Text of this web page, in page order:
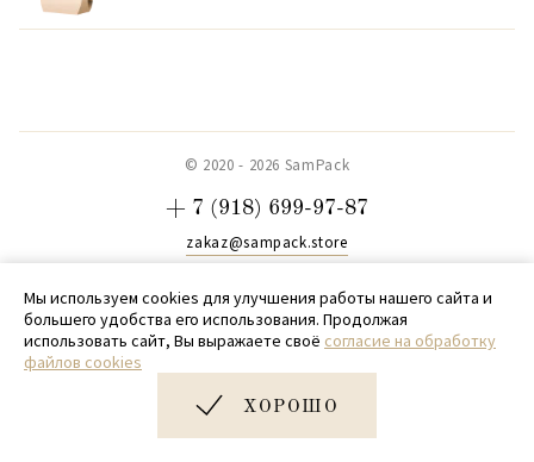
© 2020 - 2026 SamPack
+ 7 (918) 699-97-87
zakaz@sampack.store
Дизайн и разработка сайта Very Good
Мы используем cookies для улучшения работы нашего сайта и
большего удобства его использования. Продолжая
использовать сайт, Вы выражаете своё согласие на обработку
файлов cookies
ХОРОШО